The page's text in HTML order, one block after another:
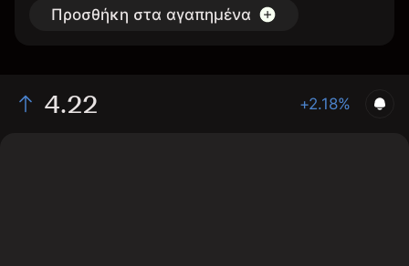
Προσθήκη στα αγαπημένα
4.22 +2.18%